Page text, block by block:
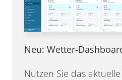
Neu: Wetter-
Nutzen Sie das aktuelle